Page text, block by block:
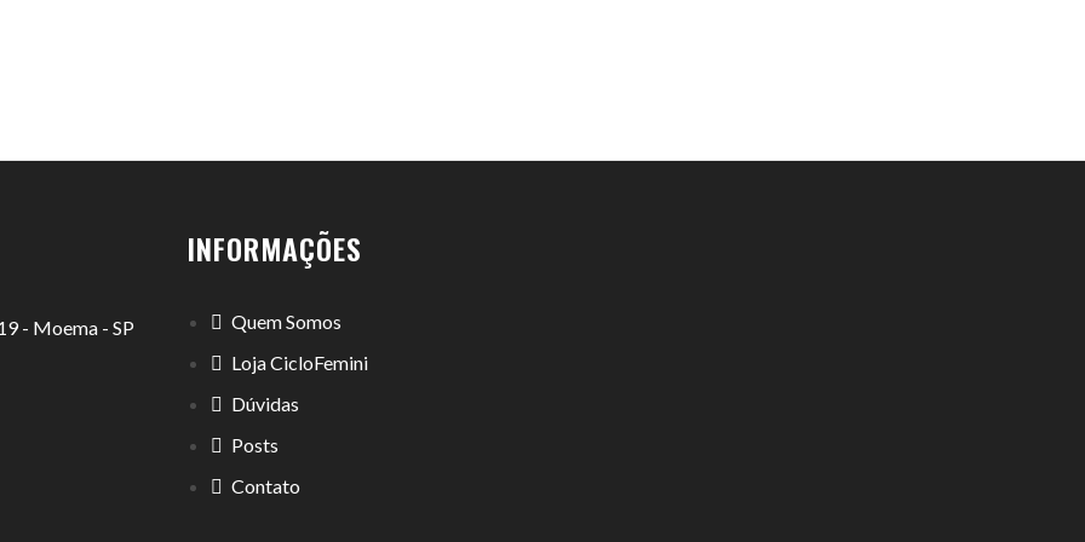
- Moema - SP
INFORMAÇÕES
Quem Somos
Loja CicloFemini
Dúvidas
Posts
Contato